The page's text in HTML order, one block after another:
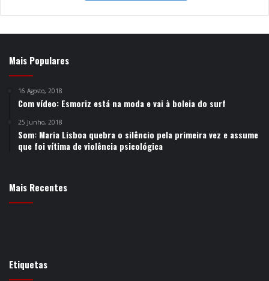
Mais Populares
16 Agosto, 2018
Com vídeo: Esmoriz está na moda e vai à boleia do surf
25 Junho, 2018
Som: Maria Lisboa quebra o silêncio pela primeira vez e assume
que foi vítima de violência psicológica
Mais Recentes
Etiquetas